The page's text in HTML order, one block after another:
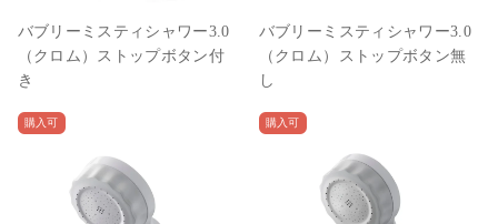
バブリーミスティシャワー3.0
（クロム）ストップボタン付
き
バブリーミスティシャワー3.0
（クロム）ストップボタン無
し
購入可 購入可